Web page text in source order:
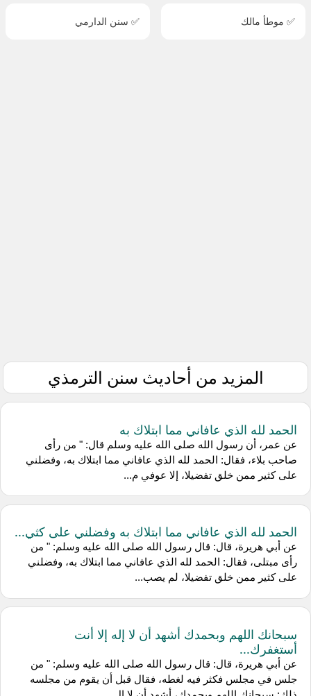
✅ موطأ مالك ✅ سنن الدارمي
المزيد من أحاديث سنن الترمذي
الحمد لله الذي عافاني مما ابتلاك به
عن عمر، أن رسول الله صلى الله عليه وسلم قال: " من رأى
صاحب بلاء، فقال: الحمد لله الذي عافاني مما ابتلاك به، وفضلني
على كثير ممن خلق تفضيلا، إلا عوفي م...
الحمد لله الذي عافاني مما ابتلاك به وفضلني على كثي...
عن أبي هريرة، قال: قال رسول الله صلى الله عليه وسلم: " من
رأى مبتلى، فقال: الحمد لله الذي عافاني مما ابتلاك به، وفضلني
على كثير ممن خلق تفضيلا، لم يصب...
سبحانك اللهم وبحمدك أشهد أن لا إله إلا أنت
أستغفرك...
عن أبي هريرة، قال: قال رسول الله صلى الله عليه وسلم: " من
جلس في مجلس فكثر فيه لغطه، فقال قبل أن يقوم من مجلسه